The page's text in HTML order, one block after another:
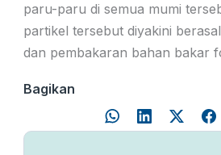
paru-paru di semua mumi
partikel tersebut diyakini
dan pembakaran bahan bakar
Bagikan